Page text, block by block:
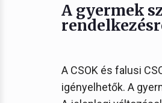
A gyermek
A CSOK és falusi
igényelhetők. A